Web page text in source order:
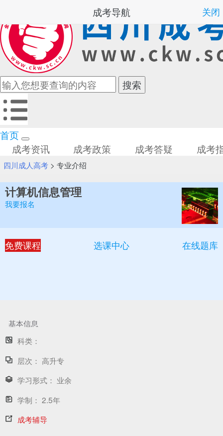
首页
成考资讯
成考政策 成考答疑 成考
四川成人高考> 专业介绍
计算机信息管理
我要报名
免费课程 选课中心 在线题库
基本信息
科类：
层次： 高升专
学习形式： 业余
学制： 2.5年
成考辅导
成考导航 关闭